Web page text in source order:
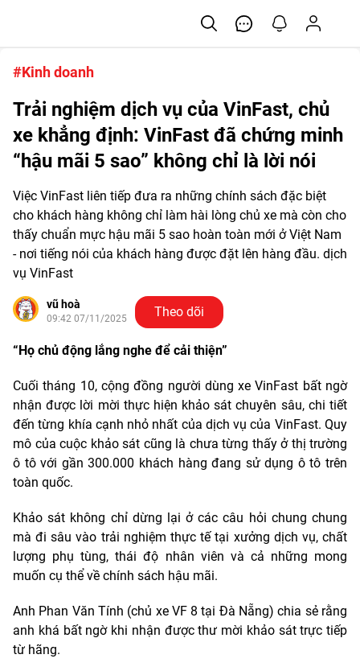
#Kinh doanh
Trải nghiệm dịch vụ của VinFast, chủ
xe khẳng định: VinFast đã chứng minh
“hậu mãi 5 sao” không chỉ là lời nói
Việc VinFast liên tiếp đưa ra những chính sách đặc biệt
cho khách hàng không chỉ làm hài lòng chủ xe mà còn cho
thấy chuẩn mực hậu mãi 5 sao hoàn toàn mới ở Việt Nam
- nơi tiếng nói của khách hàng được đặt lên hàng đầu. dịch
vụ VinFast
vũ hoà
09:42 07/11/2025 Theo dõi
“Họ chủ động lắng nghe để cải thiện”
Cuối tháng 10, cộng đồng người dùng xe VinFast bất ngờ
nhận được lời mời thực hiện khảo sát chuyên sâu, chi tiết
đến từng khía cạnh nhỏ nhất của dịch vụ của VinFast. Quy
mô của cuộc khảo sát cũng là chưa từng thấy ở thị trường
ô tô với gần 300.000 khách hàng đang sử dụng ô tô trên
toàn quốc.
Khảo sát không chỉ dừng lại ở các câu hỏi chung chung
mà đi sâu vào trải nghiệm thực tế tại xưởng dịch vụ, chất
lượng phụ tùng, thái độ nhân viên và cả những mong
muốn cụ thể về chính sách hậu mãi.
Anh Phan Văn Tính (chủ xe VF 8 tại Đà Nẵng) chia sẻ rằng
anh khá bất ngờ khi nhận được thư mời khảo sát trực tiếp
từ hãng.